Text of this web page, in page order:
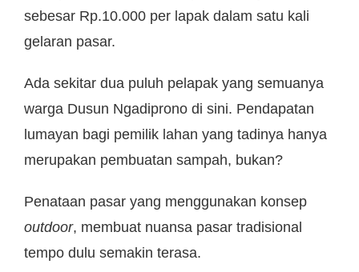
sebesar Rp.10.000 per lapak dalam satu kali
gelaran pasar.
Ada sekitar dua puluh pelapak yang semuanya
warga Dusun Ngadiprono di sini. Pendapatan
lumayan bagi pemilik lahan yang tadinya hanya
merupakan pembuatan sampah, bukan?
Penataan pasar yang menggunakan konsep
outdoor, membuat nuansa pasar tradisional
tempo dulu semakin terasa.